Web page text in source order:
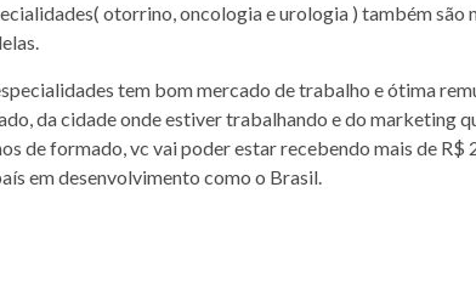
otorrino, oncologia e urologia ) também são
tem bom mercado de trabalho e ótima
da cidade onde estiver trabalhando e do marketing
de formado, vc vai poder estar recebendo mais de R$
em desenvolvimento como o Brasil.